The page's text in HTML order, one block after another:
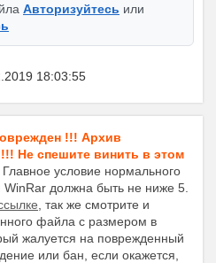
Авторизуйтесь или
18:03:55
!!! Архив
Не спешите винить в этом
Главное условие нормального
WinRar должна быть не ниже 5.
, так же смотрите и
файла с размером в
жалуется на поврежденный
или бан, если окажется,